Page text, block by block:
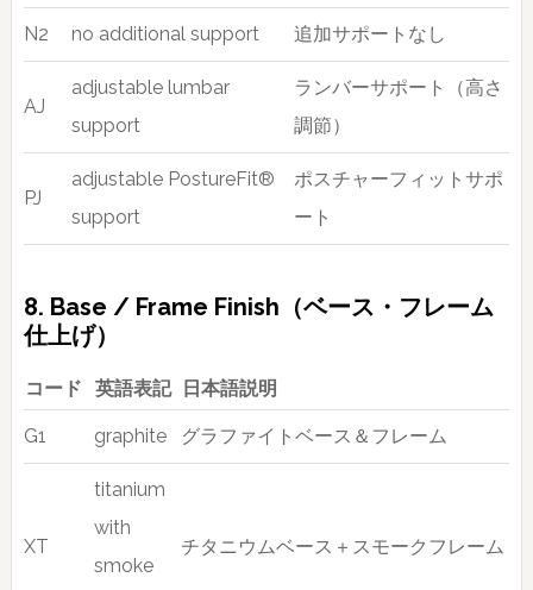
N2 no additional support 追加サポートなし
AJ
adjustable lumbar
support
ランバーサポート（高さ
調節）
PJ
adjustable PostureFit®
support
ポスチャーフィットサポ
ート
8. Base / Frame Finish（ベース・フレーム
仕上げ）
コード 英語表記 日本語説明
G1 graphite グラファイトベース＆フレーム
XT
titanium
with
smoke
チタニウムベース＋スモークフレーム